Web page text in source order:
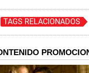
TAGS RELACIONADOS